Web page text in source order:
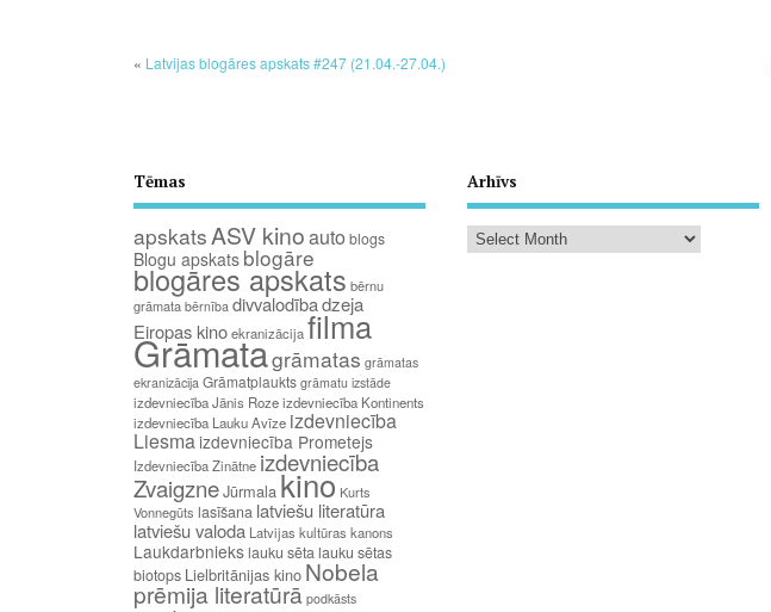
« Latvijas blogāres apskats #247 (21.04.-27.04.)
Tēmas
apskats ASV kinoauto blogs
Blogu apskats blogāre
blogāres apskats bērnu
grāmata bērnība divvalodībadzeja
Eiropas kinoekranizācijafilma
Grāmatagrāmatas grāmatas
ekranizācija Grāmatplaukts grāmatu izstāde
izdevniecība Jānis Rozeizdevniecība Kontinents
izdevniecība Lauku Avīze izdevniecība
Liesmaizdevniecība Prometejs
Izdevniecība Zinātne izdevniecība
ZvaigzneJūrmalakino Kurts
Vonnegūts lasīšana latviešu literatūra
latviešu valoda Latvijas kultūras kanons
Laukdarbniekslauku sētalauku sētas
biotops Lielbritānijas kino Nobela
prēmija literatūrā podkāsts
Arhīvs